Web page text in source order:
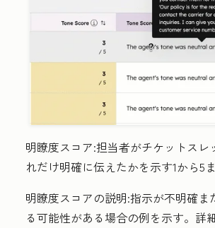
明瞭度スコア:担当者がチケットスレ
れだけ明確に伝えたかを示す1から5
明瞭度スコアの説明:指示が不明確ま
る可能性がある場合の例を示す。詳